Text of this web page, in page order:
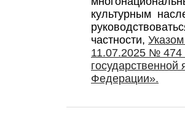
культурным
частности,
11.07.2025 № 474
государственной
Федерации».